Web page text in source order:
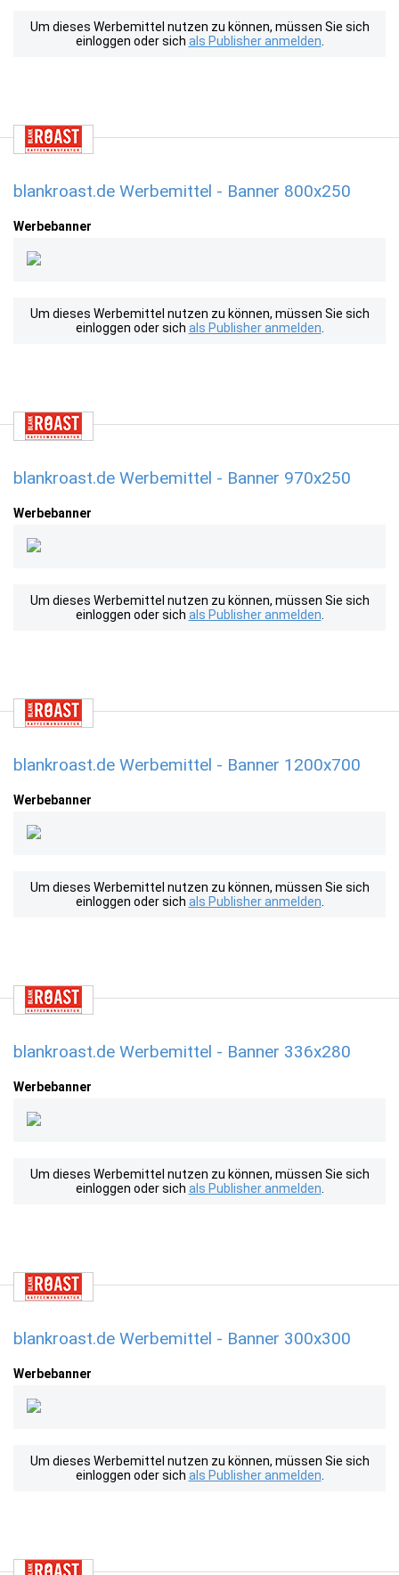
Um dieses Werbemittel nutzen zu können, müssen Sie sich
einloggen oder sich als Publisher anmelden
blankroast.de Werbemittel - Banner 800x250
Werbebanner
Um dieses Werbemittel nutzen zu können, müssen Sie sich
einloggen oder sich als Publisher anmelden
blankroast.de Werbemittel - Banner 970x250
Werbebanner
Um dieses Werbemittel nutzen zu können, müssen Sie sich
einloggen oder sich als Publisher anmelden
blankroast.de Werbemittel - Banner 1200x700
Werbebanner
Um dieses Werbemittel nutzen zu können, müssen Sie sich
einloggen oder sich als Publisher anmelden
blankroast.de Werbemittel - Banner 336x280
Werbebanner
Um dieses Werbemittel nutzen zu können, müssen Sie sich
einloggen oder sich als Publisher anmelden
blankroast.de Werbemittel - Banner 300x300
Werbebanner
Um dieses Werbemittel nutzen zu können, müssen Sie sich
einloggen oder sich als Publisher anmelden